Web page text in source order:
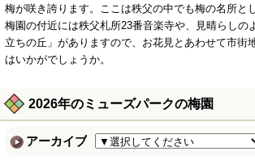
梅が咲き誇ります。ここは秩父の中でも梅の名所と
梅園の付近には秩父札所23番音楽寺や、見晴らしの
立ちの丘」がありますので、お花見とあわせて市街
はいかがでしょうか。
2026年のミューズパークの梅園
アーカイブ